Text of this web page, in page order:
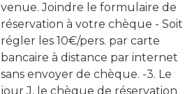
venue. Joindre le formulaire de
réservation à votre chèque - Soit
régler les 10€/pers. par carte
bancaire à distance par internet
sans envoyer de chèque. -3. Le
jour J, le chèque de réservation